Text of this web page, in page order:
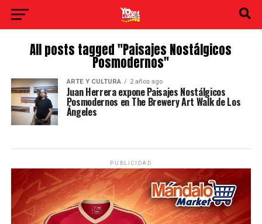
All posts tagged "Paisajes Nostálgicos
Posmodernos"
ARTE Y CULTURA 2 años ago
Juan Herrera expone Paisajes Nostálgicos
Posmodernos en The Brewery Art Walk de Los
Ángeles
PUBLICIDAD